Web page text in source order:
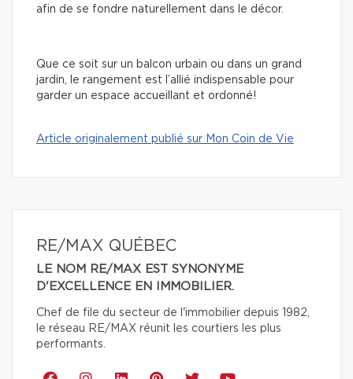
afin de se fondre naturellement dans le décor.
Que ce soit sur un balcon urbain ou dans un grand
jardin, le rangement est l’allié indispensable pour
garder un espace accueillant et ordonné!
Article originalement publié sur Mon Coin de Vie
RE/MAX QUÉBEC
LE NOM RE/MAX EST SYNONYME
D'EXCELLENCE EN IMMOBILIER.
Chef de file du secteur de l'immobilier depuis 1982,
le réseau RE/MAX réunit les courtiers les plus
performants.